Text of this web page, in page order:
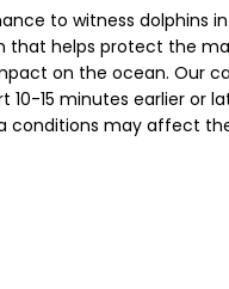
to witness
that helps protect the
on the ocean. Our
15 minutes earlier or
may affect